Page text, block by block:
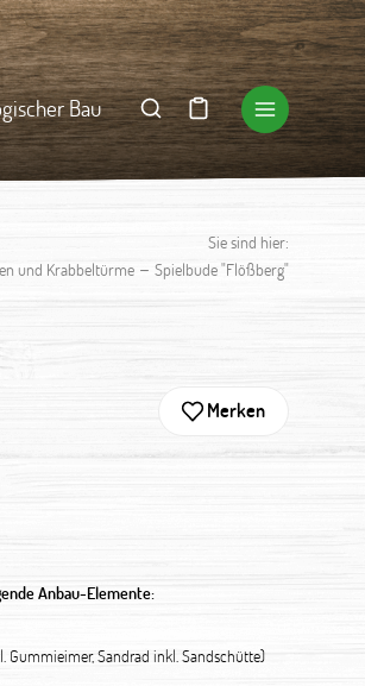
Bau
Sie sind hier:
und Krabbeltürme – Spielbude "Flößberg"
Merken
Anbau-Elemente:
Gummieimer, Sandrad inkl. Sandschütte)